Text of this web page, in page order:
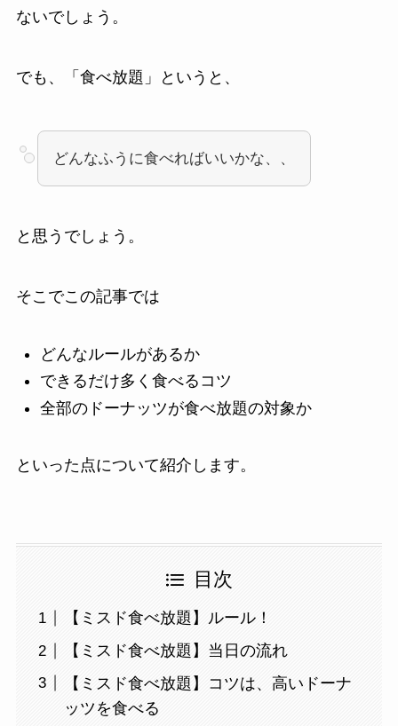
ないでしょう。
でも、「食べ放題」というと、
どんなふうに食べればいいかな、、
と思うでしょう。
そこでこの記事では
どんなルールがあるか
できるだけ多く食べるコツ
全部のドーナッツが食べ放題の対象か
といった点について紹介します。
目次
【ミスド食べ放題】ルール！
【ミスド食べ放題】当日の流れ
【ミスド食べ放題】コツは、高いドーナ
ッツを食べる